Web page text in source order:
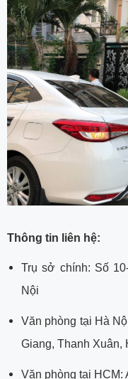
Thông tin liên hệ:
Trụ sở chính: Số
Nội
Văn phòng tại Hà
Giang, Thanh Xuân,
Văn phòng tại HCM: